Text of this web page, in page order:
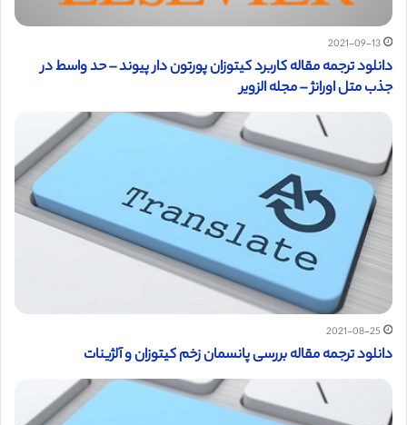
2021-09-13
دانلود ترجمه مقاله کاربرد کیتوزان پورتون دار پیوند – حد واسط در
جذب متل اورانژ – مجله الزویر
2021-08-25
دانلود ترجمه مقاله بررسی پانسمان زخم کیتوزان و آلژینات